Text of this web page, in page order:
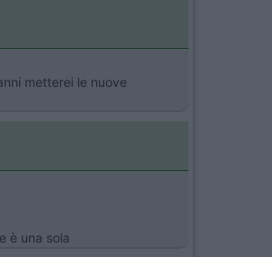
metterei le nuove
è una sola